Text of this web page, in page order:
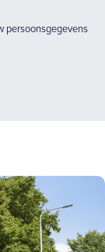
persoonsgegevens